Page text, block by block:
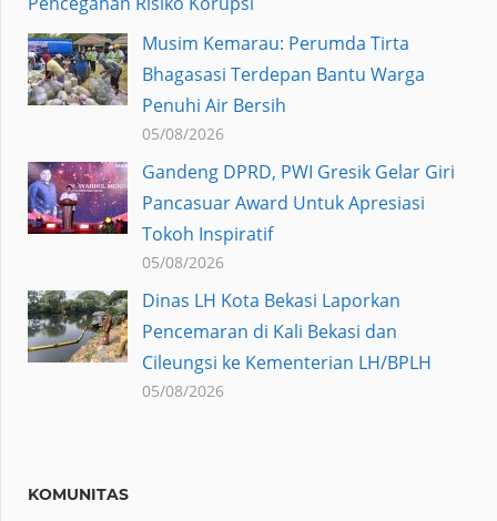
Musim Kemarau: Perumda Tirta
Bhagasasi Terdepan Bantu Warga
Penuhi Air Bersih
05/08/2026
Gandeng DPRD, PWI Gresik Gelar Giri
Pancasuar Award Untuk Apresiasi
Tokoh Inspiratif
05/08/2026
Dinas LH Kota Bekasi Laporkan
Pencemaran di Kali Bekasi dan
Cileungsi ke Kementerian LH/BPLH
05/08/2026
KOMUNITAS